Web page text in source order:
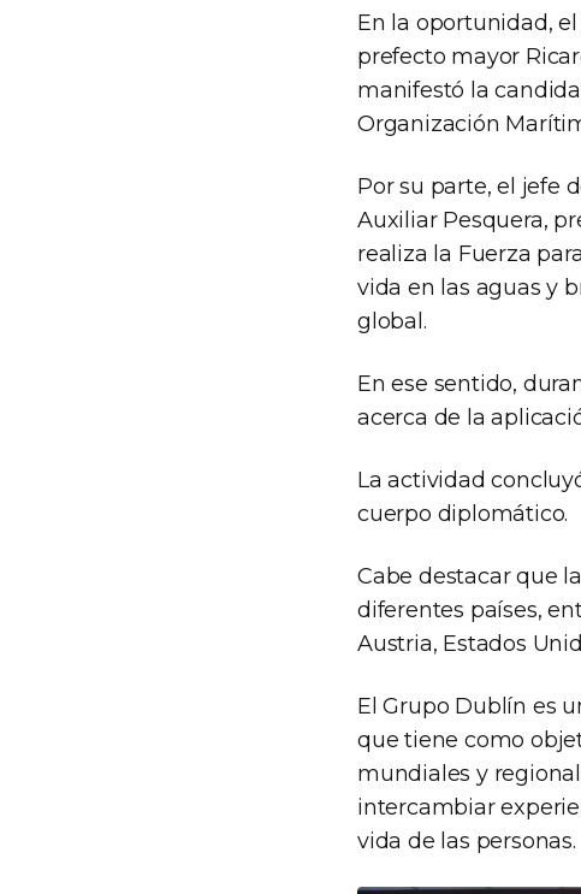
En la oportunidad,
prefecto mayor
manifestó la
Organización
Por su parte, el jefe
Auxiliar Pesquera,
realiza la Fuerza
vida en las aguas y
global.
En ese sentido,
acerca de la
La actividad
cuerpo diplomático.
Cabe destacar que
diferentes países,
Austria, Estados
El Grupo Dublín es
que tiene como
mundiales y
intercambiar
vida de las personas.